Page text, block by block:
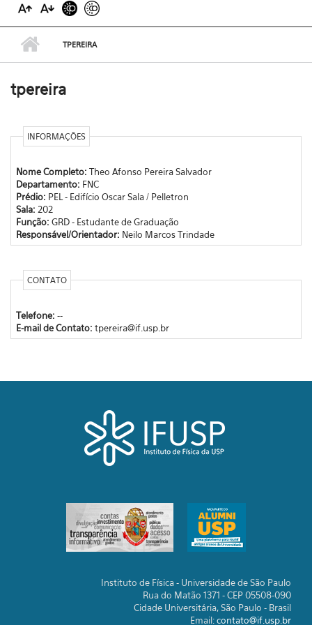
TPEREIRA
tpereira
INFORMAÇÕES
Nome Completo: Theo Afonso Pereira Salvador
Departamento: FNC
Prédio: PEL - Edifício Oscar Sala / Pelletron
Sala: 202
Função: GRD - Estudante de Graduação
Responsável/Orientador: Neilo Marcos Trindade
CONTATO
Telefone: --
E-mail de Contato: tpereira@if.usp.br
Instituto de Física - Universidade de São Paulo
Rua do Matão 1371 - CEP 05508-090
Cidade Universitária, São Paulo - Brasil
Email:contato@if.usp.br